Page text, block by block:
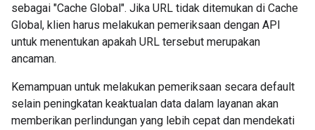
sebagai "Cache Global". Jika URL tidak ditemukan di Cache
Global, klien harus melakukan pemeriksaan dengan API
untuk menentukan apakah URL tersebut merupakan
ancaman.
Kemampuan untuk melakukan pemeriksaan secara default
selain peningkatan keaktualan data dalam layanan akan
memberikan perlindungan yang lebih cepat dan mendekati